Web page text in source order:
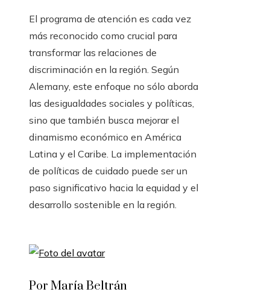
El programa de atención es cada vez
más reconocido como crucial para
transformar las relaciones de
discriminación en la región. Según
Alemany, este enfoque no sólo aborda
las desigualdades sociales y políticas,
sino que también busca mejorar el
dinamismo económico en América
Latina y el Caribe. La implementación
de políticas de cuidado puede ser un
paso significativo hacia la equidad y el
desarrollo sostenible en la región.
Por María Beltrán